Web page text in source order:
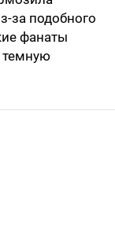
за подобного
фанаты
темную